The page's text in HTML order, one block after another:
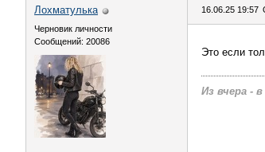
Лохматулька
Черновик личности
Сообщений: 20086
16.06.25 19:57
Это если
Из вчера -